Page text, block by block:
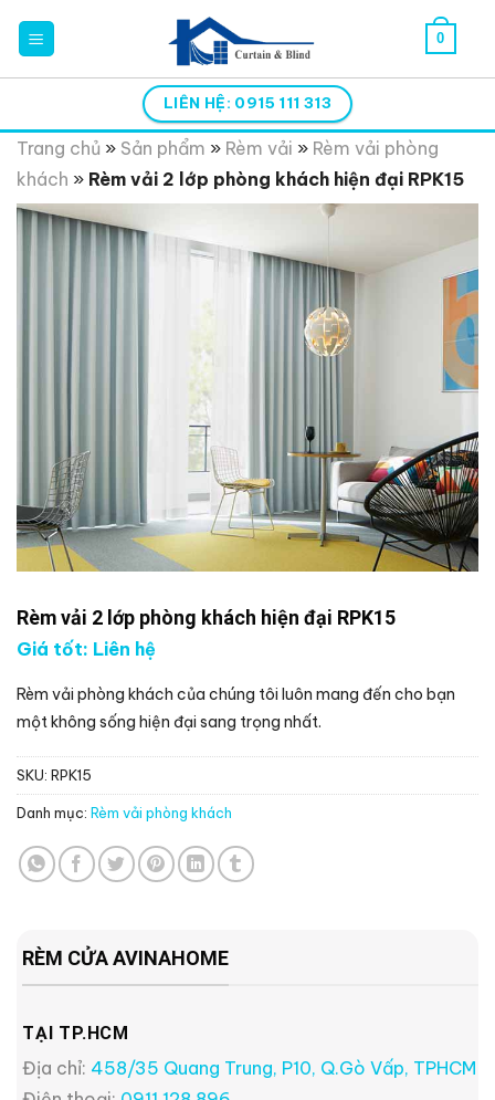
content
0
LIÊN HỆ: 0915 111 313
Trang chủ » Sản phẩm » Rèm vải » Rèm vải phòng
khách » Rèm vải 2 lớp phòng khách hiện đại RPK15
Rèm vải 2 lớp phòng khách hiện đại RPK15
Giá tốt: Liên hệ
Rèm vải phòng khách của chúng tôi luôn mang đến cho bạn
một không sống hiện đại sang trọng nhất.
SKU: RPK15
Danh mục: Rèm vải phòng khách
RÈM CỬA AVINAHOME
TẠI TP.HCM
Địa chỉ: 458/35 Quang Trung, P10, Q.Gò Vấp, TPHCM